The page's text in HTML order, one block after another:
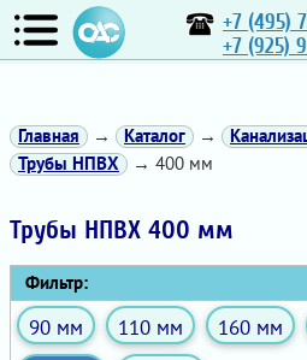
+7 (495)
+7 (925)
Главная → Каталог →
Трубы НПВХ
→ 400 мм
Трубы НПВХ 400 мм
Фильтр:
90 мм 110 мм 160 мм